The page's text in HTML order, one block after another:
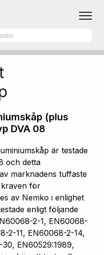
(plus
DVA 08
är testade
och detta
marknadens tuffaste
kraven för
av Nemko i enlighet
enligt följande
2-1, EN60068-
2-11, EN60068-2-14,
EN60529:1989,